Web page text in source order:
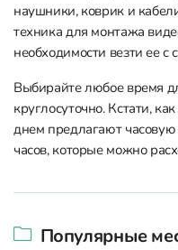
наушники, коврик и
техника для монтажа
необходимости везти ее с
Выбирайте любое время
круглосуточно. Кстати,
днем предлагают
часов, которые можно
Популярные